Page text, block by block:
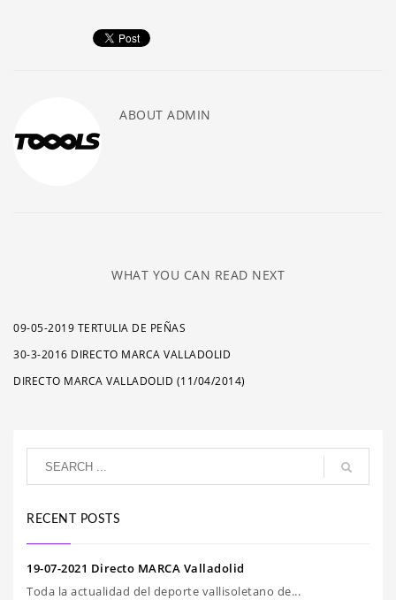
ABOUT ADMIN
WHAT YOU CAN READ NEXT
09-05-2019 TERTULIA DE PEÑAS
30-3-2016 DIRECTO MARCA VALLADOLID
DIRECTO MARCA VALLADOLID (11/04/2014)
RECENT POSTS
19-07-2021 Directo MARCA Valladolid
Toda la actualidad del deporte vallisoletano de...